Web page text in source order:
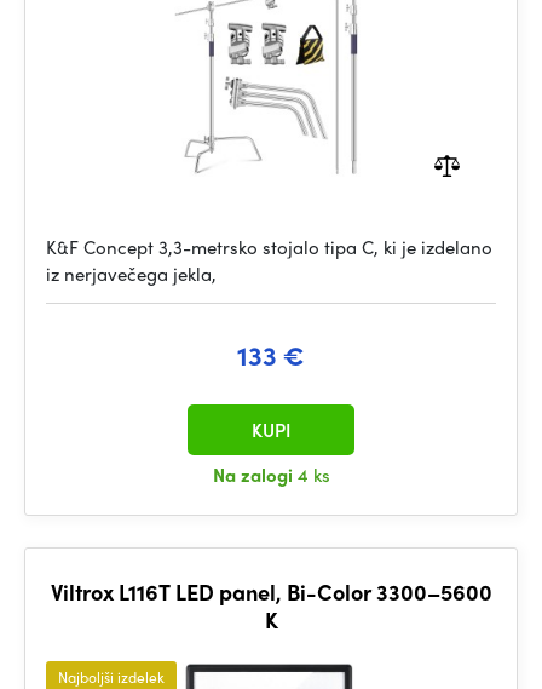
K&F Concept 3,3-metrsko stojalo tipa C, ki je izdelano
iz nerjavečega jekla,
133 €
Na zalogi 4 ks
KUPI
Viltrox L116T LED panel, Bi-Color 3300–5600
K
Najboljši izdelek